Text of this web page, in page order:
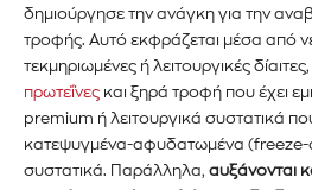
δημιούργησε την ανάγκη για την
τροφής. Αυτό εκφράζεται μέσα από
τεκμηριωμένες ή λειτουργικές δίαιτες,
πρωτεΐνες και ξηρά τροφή που έχει
premium ή λειτουργικά συστατικά
κατεψυγμένα-αφυδατωμένα
συστατικά. Παράλληλα, αυξάνονται